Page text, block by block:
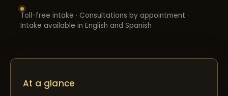
Toll-free intake · Consultations by appointment ·
Intake available in English and Spanish
At a glance